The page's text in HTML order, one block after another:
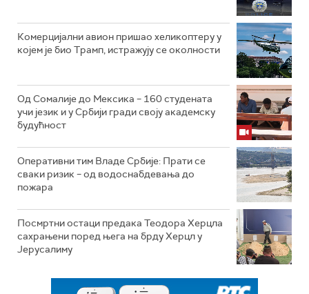
Комерцијални авион пришао хеликоптеру у
којем је био Трамп, истражују се околности
Од Сомалије до Мексика – 160 студената
учи језик и у Србији гради своју академску
будућност
Оперативни тим Владе Србије: Прати се
сваки ризик – од водоснабдевања до
пожара
Посмртни остаци предака Теодора Херцла
сахрањени поред њега на брду Херцл у
Јерусалиму